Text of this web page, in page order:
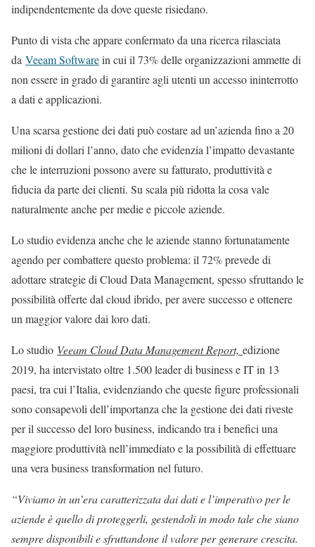
indipendentemente da dove queste risiedano.
Punto di vista che appare confermato da una ricerca rilasciata
da Veeam Softwarein cui il 73% delle organizzazioni ammette di
non essere in grado di garantire agli utenti un accesso ininterrotto
a dati e applicazioni.
Una scarsa gestione dei dati può costare ad un’azienda fino a 20
milioni di dollari l’anno, dato che evidenzia l’impatto devastante
che le interruzioni possono avere su fatturato, produttività e
fiducia da parte dei clienti. Su scala più ridotta la cosa vale
naturalmente anche per medie e piccole aziende.
Lo studio evidenza anche che le aziende stanno fortunatamente
agendo per combattere questo problema: il 72% prevede di
adottare strategie di Cloud Data Management, spesso sfruttando le
possibilità offerte dal cloud ibrido, per avere successo e ottenere
un maggior valore dai loro dati.
Lo studio Veeam Cloud Data Management Report, edizione
2019, ha intervistato oltre 1.500 leader di business e IT in 13
paesi, tra cui l’Italia, evidenziando che queste figure professionali
sono consapevoli dell’importanza che la gestione dei dati riveste
per il successo del loro business, indicando tra i benefici una
maggiore produttività nell’immediato e la possibilità di effettuare
una vera business transformation nel futuro.
“Viviamo in un’era caratterizzata dai dati e l’imperativo per le
aziende è quello di proteggerli, gestendoli in modo tale che siano
sempre disponibili e sfruttandone il valore per generare crescita.